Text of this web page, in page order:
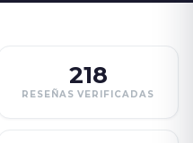
218
RESEÑAS VERIFICADAS